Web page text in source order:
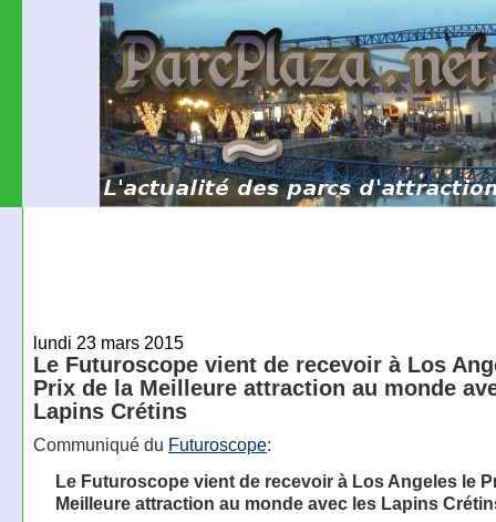
lundi 23 mars 2015
Le Futuroscope vient de recevoir à Los
Prix de la Meilleure attraction au monde
Lapins Crétins
Communiqué du Futuroscope:
Le Futuroscope vient de recevoir à Los Angeles le
Meilleure attraction au monde avec les Lapins